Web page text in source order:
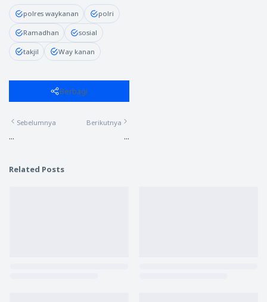
polres waykanan polri
Ramadhan sosial
takjil Way kanan
Berbagi
Sebelumnya
...
Berikutnya
...
Related Posts